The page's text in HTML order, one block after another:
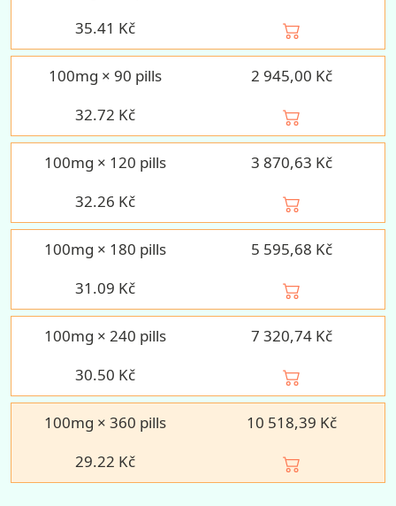
35.41 Kč
100mg × 90 pills
2 945,00 Kč
32.72 Kč
100mg × 120 pills
3 870,63 Kč
32.26 Kč
100mg × 180 pills
5 595,68 Kč
31.09 Kč
100mg × 240 pills
7 320,74 Kč
30.50 Kč
100mg × 360 pills
10 518,39 Kč
29.22 Kč